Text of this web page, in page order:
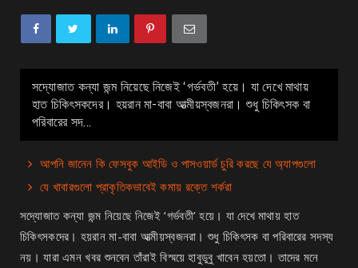
সদ্যোজাত কন্যা জন্ম নিয়েছে নিজেই ‘গর্ভবতী’ হয়ে। যা দেখে মাথায়
হাত চিকিৎসকদের। হয়রান মা-বাবা আত্মীয়স্বজনরা। শুধু চিকিৎসক বা
পরিবারের সদ...
আপনি জানেন কি ফেসবুক আইডি ও পাসওয়ার্ড চুরি করছে যে অ্যাপগুলো
যে খাবারগুলো প্রাকৃতিকভাবেই কমায় রক্তে শর্করা
সদ্যোজাত কন্যা জন্ম নিয়েছে নিজেই ‘গর্ভবতী’ হয়ে। যা দেখে মাথায় হাত
চিকিৎসকদের। হয়রান মা-বাবা আত্মীয়স্বজনরা। শুধু চিকিৎসক বা পরিবারের সদস্য
নয়। যারা এমন খবর শুনবেন তাঁরাই বিস্ময়ে হাবুডুবু খাবেন হয়তো। তাদের মনে